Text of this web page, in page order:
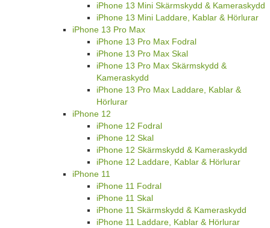
iPhone 13 Mini Skärmskydd & Kameraskydd
iPhone 13 Mini Laddare, Kablar & Hörlurar
iPhone 13 Pro Max
iPhone 13 Pro Max Fodral
iPhone 13 Pro Max Skal
iPhone 13 Pro Max Skärmskydd &
Kameraskydd
iPhone 13 Pro Max Laddare, Kablar &
Hörlurar
iPhone 12
iPhone 12 Fodral
iPhone 12 Skal
iPhone 12 Skärmskydd & Kameraskydd
iPhone 12 Laddare, Kablar & Hörlurar
iPhone 11
iPhone 11 Fodral
iPhone 11 Skal
iPhone 11 Skärmskydd & Kameraskydd
iPhone 11 Laddare, Kablar & Hörlurar